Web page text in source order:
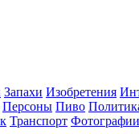
Запахи Изобретения
Персоны Пиво
Транспорт Фотографии